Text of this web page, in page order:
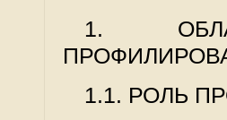
1.
1.1. РОЛЬ